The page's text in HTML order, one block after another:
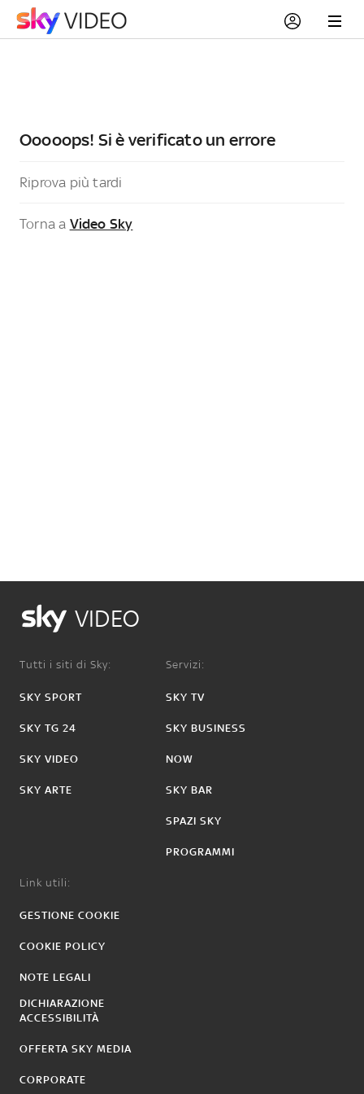
Ooooops! Si è verificato un errore
Riprova più tardi
Torna a Video Sky
VIDEO
Tutti i siti di Sky:
SKY SPORT
SKY TG 24
SKY VIDEO
SKY ARTE
Servizi:
SKY TV
SKY BUSINESS
NOW
SKY BAR
SPAZI SKY
PROGRAMMI
Link utili:
GESTIONE COOKIE
COOKIE POLICY
NOTE LEGALI
DICHIARAZIONE
ACCESSIBILITÀ
OFFERTA SKY MEDIA
CORPORATE